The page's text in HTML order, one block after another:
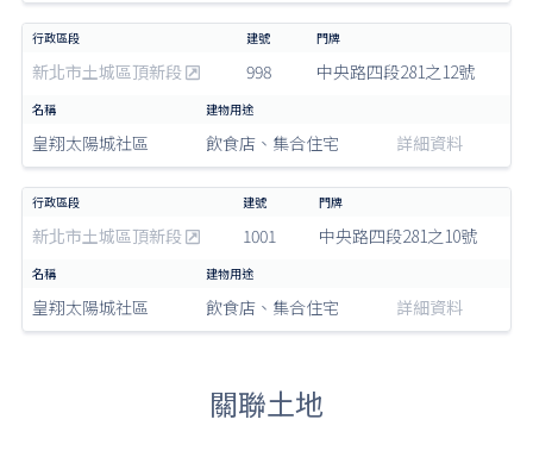
新北市土城區頂新段 998 中央路四段281之12號
皇翔太陽城社區 飲食店、集合住宅 詳細資料
新北市土城區頂新段 1001 中央路四段281之10號
皇翔太陽城社區 飲食店、集合住宅 詳細資料
關聯土地